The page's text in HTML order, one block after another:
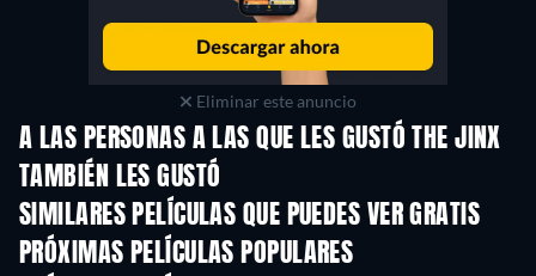
Eliminar este anuncio
A LAS PERSONAS A LAS QUE LES GUSTÓ THE JINX
TAMBIÉN LES GUSTÓ
SIMILARES PELÍCULAS QUE PUEDES VER GRATIS
PRÓXIMAS PELÍCULAS POPULARES